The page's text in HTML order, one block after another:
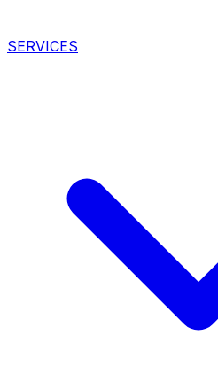
SERVICES